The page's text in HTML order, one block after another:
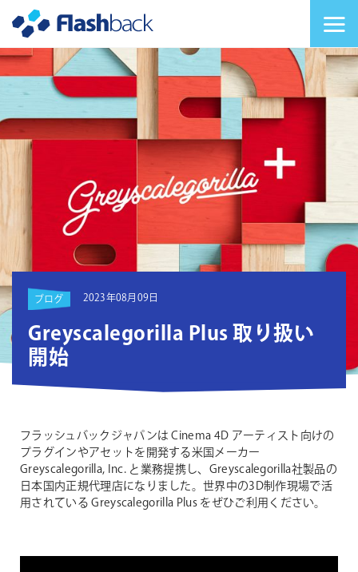
ブログ 2023年08月09日
Greyscalegorilla Plus 取り扱い
開始
フラッシュバックジャパンは Cinema 4D アーティスト向けの
プラグインやアセットを開発する米国メーカー
Greyscalegorilla, Inc. と業務提携し、Greyscalegorilla社製品の
日本国内正規代理店になりました。世界中の3D制作現場で活
用されている Greyscalegorilla Plus をぜひご利用ください。